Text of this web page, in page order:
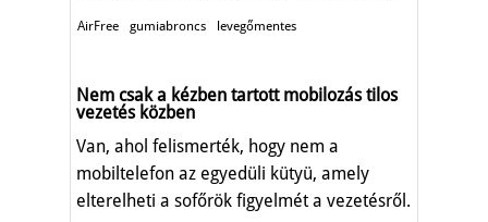
AirFree gumiabroncs levegőmentes
Nem csak a kézben tartott mobilozás tilos
vezetés közben
Van, ahol felismerték, hogy nem a
mobiltelefon az egyedüli kütyü, amely
elterelheti a sofőrök figyelmét a vezetésről.